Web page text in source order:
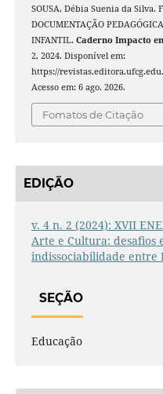
SOUSA, Débia Suenia da Silva.
DOCUMENTAÇÃO
INFANTIL. Caderno Impacto
2, 2024. Disponível em:
https://
Acesso em: 6 ago. 2026.
Fomatos de Citação
EDIÇÃO
v. 4 n. 2 (2024): XVII
Arte e Cultura: desafios
indissociabilidade entre
SEÇÃO
Educação